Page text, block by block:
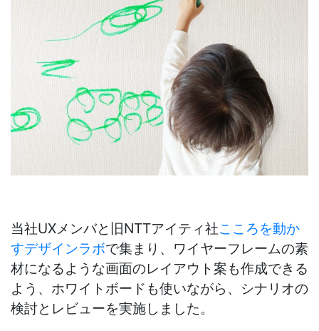
当社UXメンバと旧NTTアイティ社こころを動か
すデザインラボで集まり、ワイヤーフレームの素
材になるような画面のレイアウト案も作成できる
よう、ホワイトボードも使いながら、シナリオの
検討とレビューを実施しました。